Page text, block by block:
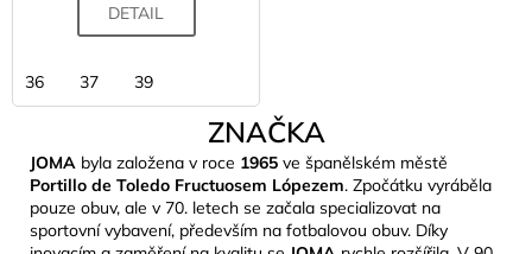
DETAIL
36 37 39
ZNAČKA
JOMA byla založena v roce 1965 ve španělském městě
Portillo de Toledo Fructuosem Lópezem. Zpočátku vyráběla
pouze obuv, ale v 70. letech se začala specializovat na
sportovní vybavení, především na fotbalovou obuv. Díky